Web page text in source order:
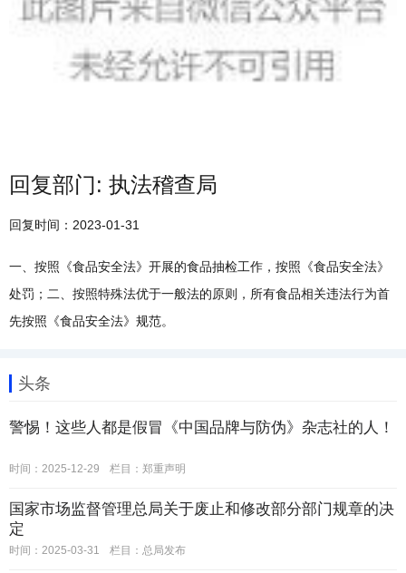
回复部门: 执法稽查局
回复时间：2023-01-31
一、按照《食品安全法》开展的食品抽检工作，按照《食品安全法》
处罚；二、按照特殊法优于一般法的原则，所有食品相关违法行为首
先按照《食品安全法》规范。
头条
警惕！这些人都是假冒《中国品牌与防伪》杂志社的人！
时间：2025-12-29 栏目： 郑重声明
国家市场监督管理总局关于废止和修改部分部门规章的决
定
时间：2025-03-31 栏目： 总局发布